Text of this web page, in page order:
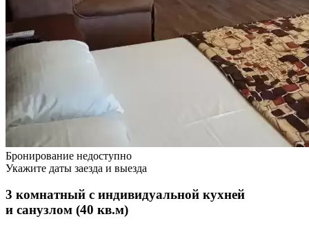
Бронирование недоступно
Укажите даты заезда и выезда
3 комнатный с индивидуальной кухней
и санузлом (40 кв.м)